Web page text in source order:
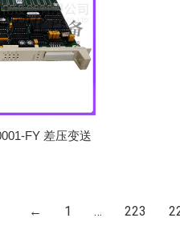
FY 差压变送
← 1 … 223